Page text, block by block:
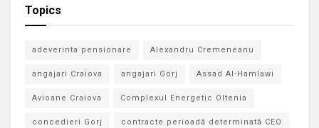
Topics
adeverinta pensionare Alexandru Cremeneanu
angajari Craiova angajari Gorj Assad Al-Hamlawi
Avioane Craiova Complexul Energetic Oltenia
concedieri Gorj contracte perioadă determinată CEO